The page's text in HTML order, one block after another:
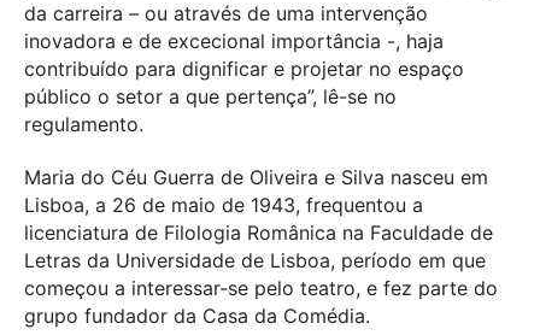
da carreira – ou através de uma intervenção
inovadora e de excecional importância -, haja
contribuído para dignificar e projetar no espaço
público o setor a que pertença”, lê-se no
regulamento.
Maria do Céu Guerra de Oliveira e Silva nasceu em
Lisboa, a 26 de maio de 1943, frequentou a
licenciatura de Filologia Românica na Faculdade de
Letras da Universidade de Lisboa, período em que
começou a interessar-se pelo teatro, e fez parte do
grupo fundador da Casa da Comédia.